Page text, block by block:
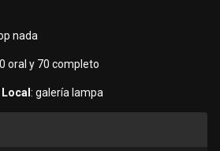
nada
oral y 70 completo
: galería lampa